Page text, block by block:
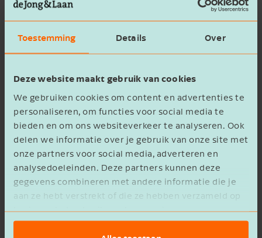
Toestemming Details Over
Deze website maakt gebruik van cookies
We gebruiken cookies om content en advertenties te
personaliseren, om functies voor social media te
bieden en om ons websiteverkeer te analyseren. Ook
delen we informatie over je gebruik van onze site met
onze partners voor social media, adverteren en
analysedoeleinden. Deze partners kunnen deze
gegevens combineren met andere informatie die je
aan ze hebt verstrekt of die ze hebben verzameld op
basis van het gebruik van hun services.
Bedrijfsnaam
Ik ga akkoord met hetprivacy statement
Verzenden